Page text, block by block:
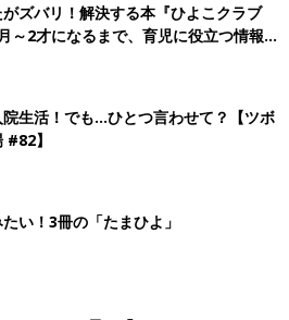
ズバリ！解決する本『ひよこクラブ
2才になるまで、育児に役立つ情報が
生活！でも…ひとつ言わせて？【ツボ
】
い！3冊の「たまひよ」